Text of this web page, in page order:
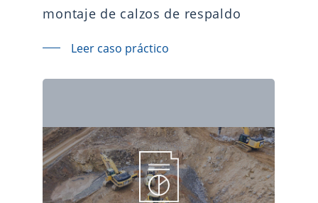
montaje de calzos de respaldo
Leer caso práctico